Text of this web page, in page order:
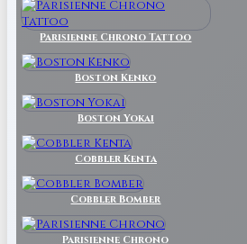
Parisienne Chrono Tattoo
Boston Kenko
Boston Yokai
Cobbler Kenta
Cobbler Bomber
Parisienne Chrono